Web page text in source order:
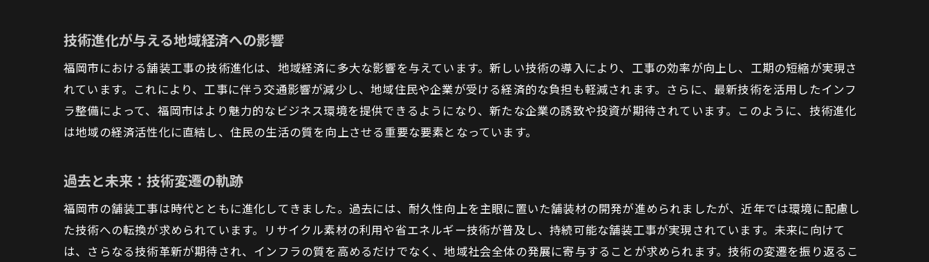
安全で快適な交通環境の提供
歩行者優先の街づくりと舗装工事
バリアフリー化への取り組み
住環境改善と舗装工事の関係
持続可能な都市づくりを目指す福岡市の舗装工事の挑戦
長期的視点での持続可能性の追求
技術進化が与える地域経済への影響
福岡市における舗装工事の技術進化は、地域経済に多大な影響を与えています。新しい技術の導入により、工事の効率が向上し、工期の短縮が実現さ
れています。これにより、工事に伴う交通影響が減少し、地域住民や企業が受ける経済的な負担も軽減されます。さらに、最新技術を活用したインフ
ラ整備によって、福岡市はより魅力的なビジネス環境を提供できるようになり、新たな企業の誘致や投資が期待されています。このように、技術進化
は地域の経済活性化に直結し、住民の生活の質を向上させる重要な要素となっています。
過去と未来：技術変遷の軌跡
福岡市の舗装工事は時代とともに進化してきました。過去には、耐久性向上を主眼に置いた舗装材の開発が進められましたが、近年では環境に配慮し
た技術への転換が求められています。リサイクル素材の利用や省エネルギー技術が普及し、持続可能な舗装工事が実現されています。未来に向けて
は、さらなる技術革新が期待され、インフラの質を高めるだけでなく、地域社会全体の発展に寄与することが求められます。技術の変遷を振り返るこ